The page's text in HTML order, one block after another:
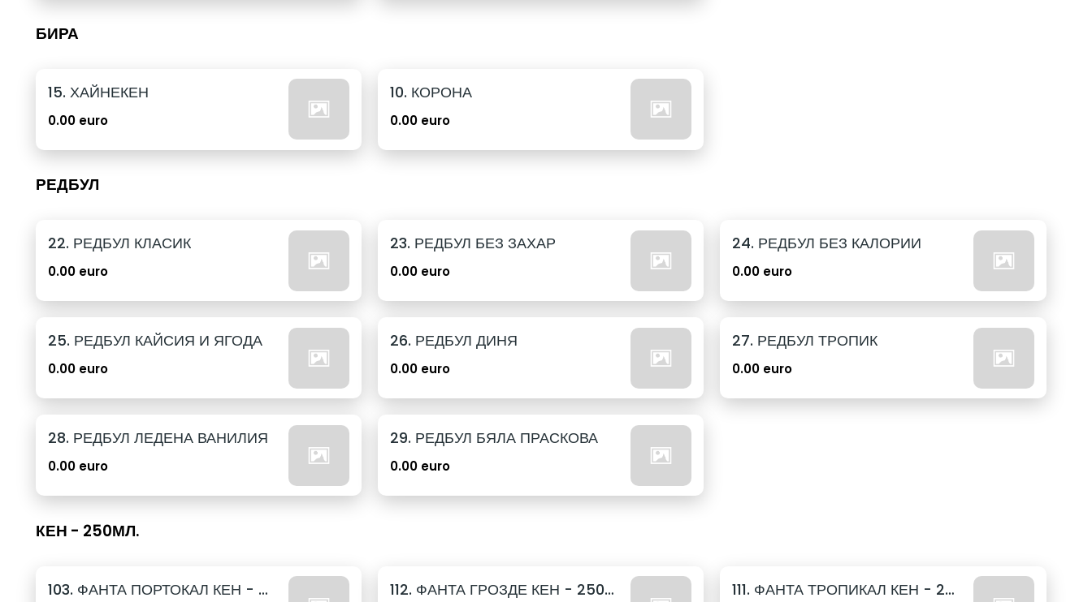
БИРА
15. ХАЙНЕКЕН
0.00 euro
10. КОРОНА
0.00 euro
РЕДБУЛ
22. РЕДБУЛ КЛАСИК
0.00 euro
23. РЕДБУЛ БЕЗ ЗАХАР
0.00 euro
24. РЕДБУЛ БЕЗ КАЛОРИИ
0.00 euro
25. РЕДБУЛ КАЙСИЯ И ЯГОДА
0.00 euro
26. РЕДБУЛ ДИНЯ
0.00 euro
27. РЕДБУЛ ТРОПИК
0.00 euro
28. РЕДБУЛ ЛЕДЕНА ВАНИЛИЯ
0.00 euro
29. РЕДБУЛ БЯЛА ПРАСКОВА
0.00 euro
КЕН - 250МЛ.
103. ФАНТА ПОРТОКАЛ КЕН - 250МЛ. 112. ФАНТА ГРОЗДЕ КЕН - 250МЛ. 111. ФАНТА ТРОПИКАЛ КЕН - 250МЛ.